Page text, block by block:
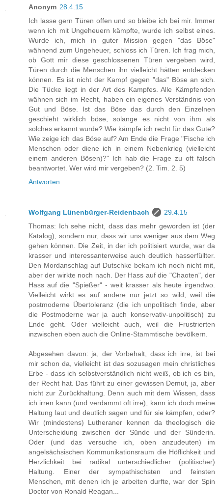
Anonym 28.4.15
Ich lasse gern Türen offen und so bleibe ich bei mir. Immer
wenn ich mit Ungeheuern kämpfte, wurde ich selbst eines.
Wurde ich, mich in guter Mission gegen "das Böse"
wähnend zum Ungeheuer, schloss ich Türen. Ich frag mich,
ob Gott mir diese geschlossenen Türen vergeben wird,
Türen durch die Menschen ihn vielleicht hätten entdecken
können. Es ist nicht der Kampf gegen "das" Böse an sich.
Die Tücke liegt in der Art des Kampfes. Alle Kämpfenden
wähnen sich im Recht, haben ein eigenes Verständnis von
Gut und Böse. Ist das Böse das durch den Einzelnen
geschieht wirklich böse, solange es nicht von ihm als
solches erkannt wurde? Wie kämpfe ich recht für das Gute?
Wie zeige ich das Böse auf? Am Ende die Frage "Fische ich
Menschen oder diene ich in einem Nebenkrieg (vielleicht
einem anderen Bösen)?" Ich hab die Frage zu oft falsch
beantwortet. Wer wird mir vergeben? (2. Tim. 2. 5)
Antworten
Wolfgang Lünenbürger-Reidenbach
29.4.15
Thomas: Ich sehe nicht, dass das mehr geworden ist (der
Katalog), sondern nur, dass wir uns weniger aus dem Weg
gehen können. Die Zeit, in der ich politisiert wurde, war da
krasser und interessanterweise auch deutlich hasserfüllter.
Den Mordanschlag auf Dutschke bekam ich noch nicht mit,
aber der wirkte noch nach. Der Hass auf die "Chaoten", der
Hass auf die "Spießer" - weit krasser als heute irgendwo.
Vielleicht wirkt es auf andere nur jetzt so wild, weil die
postmoderne Übertoleranz (die ich unpolitisch finde, aber
die Postmoderne war ja auch konservativ-unpolitisch) zu
Ende geht. Oder vielleicht auch, weil die Frustrierten
inzwischen eben auch die Online-Stammtische bevölkern.
Abgesehen davon: ja, der Vorbehalt, dass ich irre, ist bei
mir schon da, vielleicht ist das sozusagen mein christliches
Erbe - dass ich selbstverständlich nicht weiß, ob ich es bin,
der Recht hat. Das führt zu einer gewissen Demut, ja, aber
nicht zur Zurückhaltung. Denn auch mit dem Wissen, dass
ich irren kann (und verdammt oft irre), kann ich doch meine
Haltung laut und deutlich sagen und für sie kämpfen, oder?
Wir (mindestens) Lutheraner kennen da theologisch die
Unterscheidung zwischen der Sünde und der Sünderin.
Oder (und das versuche ich, oben anzudeuten) im
angelsächsischen Kommunikationsraum die Höflichkeit und
Herzlichkeit bei radikal unterschiedlicher (politischer)
Haltung. Einer der sympathischsten und feinsten
Menschen, mit denen ich je arbeiten durfte, war der Spin
Doctor von Ronald Reagan...